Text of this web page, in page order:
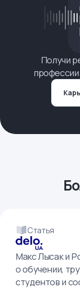
Получи
Статья
Макс Лысак и
о обучении,
студентов и